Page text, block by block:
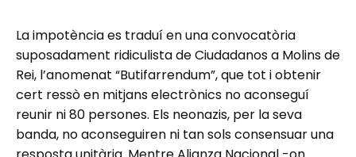
La impotència es traduí en una convocatòria
suposadament ridiculista de Ciudadanos a Molins de
Rei, l’anomenat “Butifarrendum”, que tot i obtenir
cert ressò en mitjans electrònics no aconseguí
reunir ni 80 persones. Els neonazis, per la seva
banda, no aconseguiren ni tan sols consensuar una